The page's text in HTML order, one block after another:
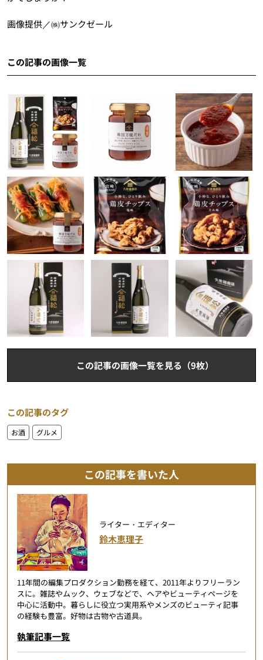
画像提供／㈱サンクゼール
この記事の画像一覧
この記事の画像一覧を見る（9枚）
この記事のタグ
お酒 グルメ
この記事を書いた人
ライター・エディター
鈴木恵理子
11年間の編集プロダクション勤務を経て、2011年よりフリーラン
スに。雑誌やムック、ウェブなどで、ヘアやビューティページを
中心に活動中。暮らしに役立つ実用系やメンズのビューティ記事
の経験も豊富。好物は古物や古道具。
執筆記事一覧